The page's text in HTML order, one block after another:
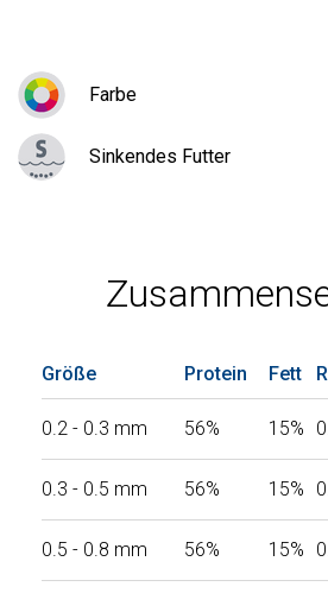
Farbe
Sinkendes Futter
Größe Protein Fett
0.2 - 0.3 mm 56% 15%
0.3 - 0.5 mm 56% 15%
0.5 - 0.8 mm 56% 15%